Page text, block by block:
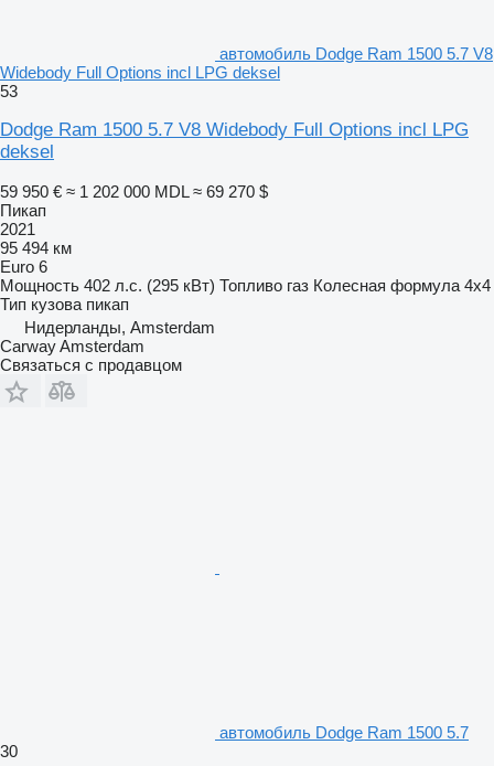
автомобиль Dodge Ram 1500 5.7 V8
Widebody Full Options incl LPG deksel
53
Dodge Ram 1500 5.7 V8 Widebody Full Options incl LPG
deksel
59 950 € ≈ 1 202 000 MDL ≈ 69 270 $
Пикап
2021
95 494 км
Euro 6
Мощность 402 л.с. (295 кВт) Топливо газ Колесная формула 4x4
Тип кузова пикап
Нидерланды, Amsterdam
Carway Amsterdam
Связаться с продавцом
автомобиль Dodge Ram 1500 5.7
30